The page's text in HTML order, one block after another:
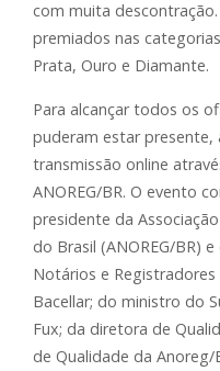
com muita
premiados nas
Prata, Ouro e Diamante.
Para alcançar todos os
puderam estar
transmissão online
ANOREG/BR. O evento
presidente da
do Brasil (ANOREG/BR)
Notários e
Bacellar; do ministro do
Fux; da diretora de
de Qualidade da Anoreg/